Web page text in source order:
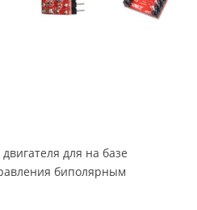
для на базе
биполярным